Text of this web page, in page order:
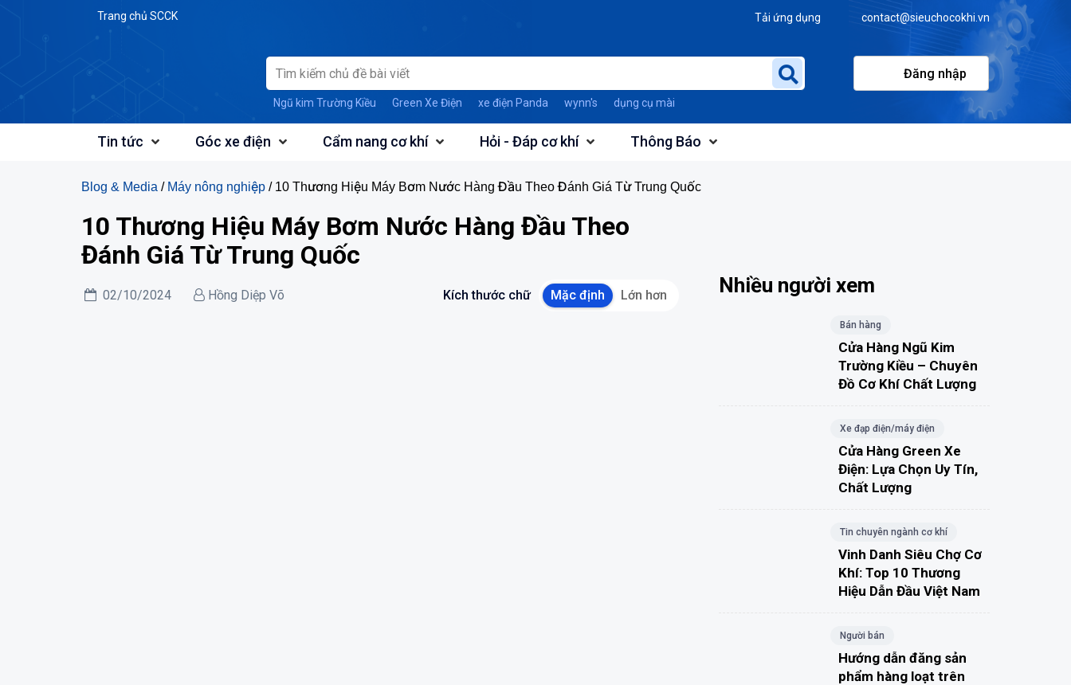
Trang chủ SCCK Tải ứng dụng contact@sieuchocokhi.vn
Ngũ kim Trường Kiều Green Xe Điện xe điện Panda wynn's dụng cụ mài
Đăng nhập
Tin tức Góc xe điện Cẩm nang cơ khí Hỏi - Đáp cơ khí Thông Báo
Blog & Media / Máy nông nghiệp / 10 Thương Hiệu Máy Bơm Nước Hàng Đầu Theo Đánh Giá Từ Trung Quốc
10 Thương Hiệu Máy Bơm Nước Hàng Đầu Theo
Đánh Giá Từ Trung Quốc
02/10/2024 Hồng Diệp Võ Kích thước chữ Mặc định Lớn hơn Nhiều người xem
Bán hàng
Cửa Hàng Ngũ Kim
Trường Kiều – Chuyên
Đồ Cơ Khí Chất Lượng
Xe đạp điện/máy điện
Cửa Hàng Green Xe
Điện: Lựa Chọn Uy Tín,
Chất Lượng
Tin chuyên ngành cơ khí
Vinh Danh Siêu Chợ Cơ
Khí: Top 10 Thương
Hiệu Dẫn Đầu Việt Nam
Người bán
Hướng dẫn đăng sản
phẩm hàng loạt trên